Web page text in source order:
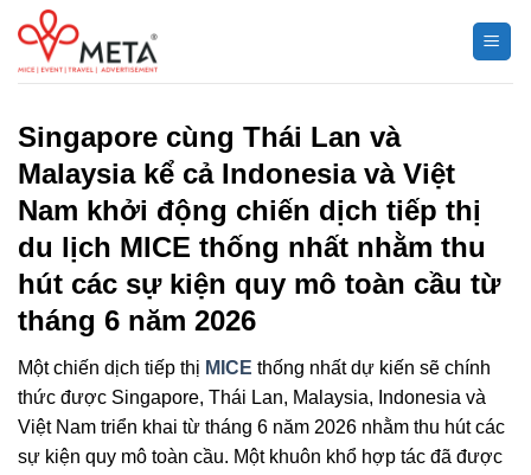
Chuyển
đến
nội
Singapore cùng Thái Lan và
Malaysia kể cả Indonesia và Việt
Nam khởi động chiến dịch tiếp thị
du lịch MICE thống nhất nhằm thu
hút các sự kiện quy mô toàn cầu từ
tháng 6 năm 2026
Một chiến dịch tiếp thị MICE thống nhất dự kiến ​​sẽ chính
thức được Singapore, Thái Lan, Malaysia, Indonesia và
Việt Nam triển khai từ tháng 6 năm 2026 nhằm thu hút các
sự kiện quy mô toàn cầu. Một khuôn khổ hợp tác đã được